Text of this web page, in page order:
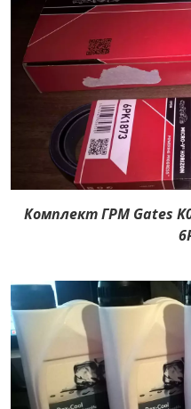
Комплект ГРМ Gates